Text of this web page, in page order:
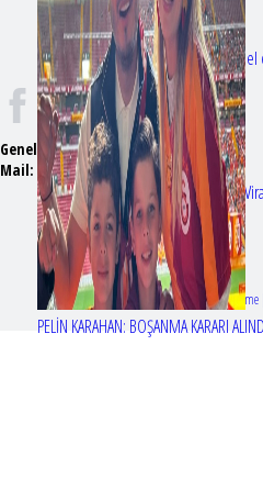
Bir dizi aşkı daha gerçek oldu: Sette el
Erol Köse'nin mektupları ilk kez Nur
PELİN KARAHAN: BOŞANMA KARARI
Doktorlar
Genel Yayın Yönetmeni:Seyhan Erdağ
Mail:
emizmagazin@gmail.com
Tasarım &